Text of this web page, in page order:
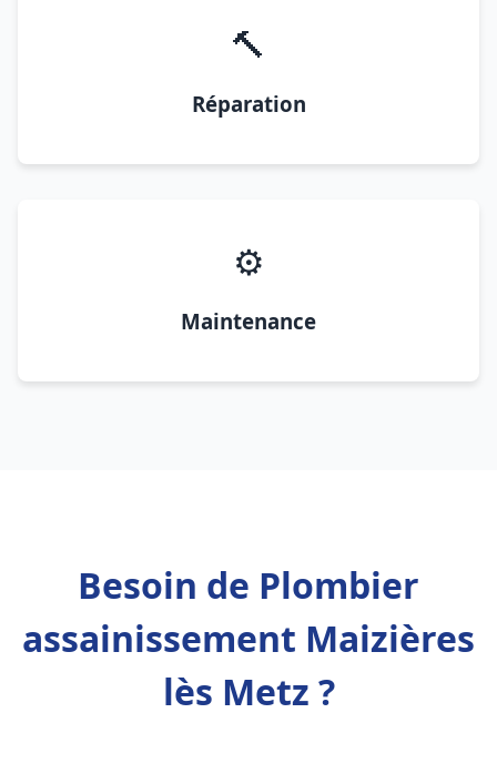
🔨
Réparation
⚙️
Maintenance
Besoin de Plombier
assainissement Maizières
lès Metz ?